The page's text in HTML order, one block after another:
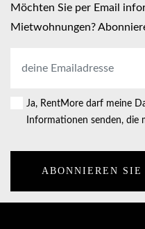
Möchten Sie per Email
Mietwohnungen?
Adresse*
Consent
Ja, RentMore darf meine
Informationen senden, die